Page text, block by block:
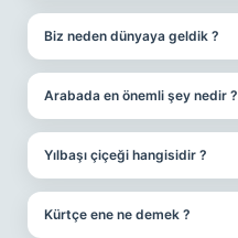
Biz neden dünyaya geldik ?
Arabada en önemli şey nedir ?
Yılbaşı çiçeği hangisidir ?
Kürtçe ene ne demek ?